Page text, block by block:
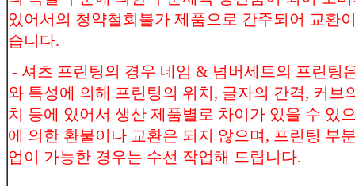
있어서의 청약철회불가 제품으로 간주되어 교환
습니다.
- 셔츠 프린팅의 경우 네임 & 넘버세트의 프린팅
와 특성에 의해 프린팅의 위치, 글자의 간격, 커브
치 등에 있어서 생산 제품별로 차이가 있을 수 있
에 의한 환불이나 교환은 되지 않으며, 프린팅 부
업이 가능한 경우는 수선 작업해 드립니다.